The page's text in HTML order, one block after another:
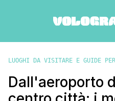
LUOGHI DA VISITARE E GUIDE
Dall'aeroporto